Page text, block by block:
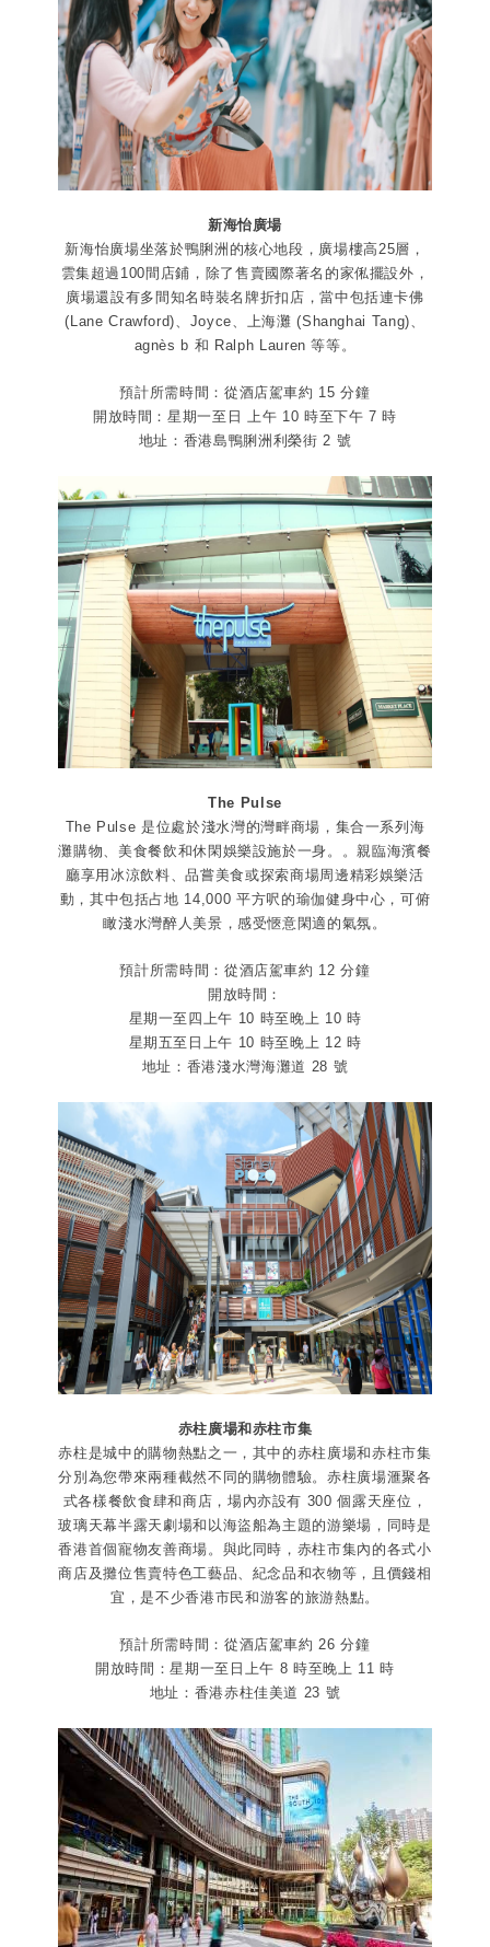
新海怡廣場
新海怡廣場坐落於鴨脷洲的核心地段，廣場樓高25層，
雲集超過100間店鋪，除了售賣國際著名的家俬擺設外，
廣場還設有多間知名時裝名牌折扣店，當中包括連卡佛
(Lane Crawford)、Joyce、上海灘 (Shanghai Tang)、
agnès b 和 Ralph Lauren 等等。
預計所需時間：從酒店駕車約 15 分鐘
開放時間：星期一至日 上午 10 時至下午 7 時
地址：香港島鴨脷洲利榮街 2 號
The Pulse
The Pulse 是位處於淺水灣的灣畔商場，集合一系列海
灘購物、美食餐飲和休閑娛樂設施於一身。。親臨海濱餐
廳享用冰涼飲料、品嘗美食或探索商場周邊精彩娛樂活
動，其中包括占地 14,000 平方呎的瑜伽健身中心，可俯
瞰淺水灣醉人美景，感受愜意閑適的氣氛。
預計所需時間：從酒店駕車約 12 分鐘
開放時間：
星期一至四上午 10 時至晚上 10 時
星期五至日上午 10 時至晚上 12 時
地址：香港淺水灣海灘道 28 號
赤柱廣場和赤柱市集
赤柱是城中的購物熱點之一，其中的赤柱廣場和赤柱市集
分別為您帶來兩種截然不同的購物體驗。赤柱廣場滙聚各
式各樣餐飲食肆和商店，場內亦設有 300 個露天座位，
玻璃天幕半露天劇場和以海盜船為主題的游樂場，同時是
香港首個寵物友善商場。與此同時，赤柱市集內的各式小
商店及攤位售賣特色工藝品、紀念品和衣物等，且價錢相
宜，是不少香港市民和游客的旅游熱點。
預計所需時間：從酒店駕車約 26 分鐘
開放時間：星期一至日上午 8 時至晚上 11 時
地址：香港赤柱佳美道 23 號